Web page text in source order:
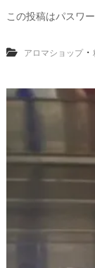
この投稿はパスワ
アロマショップ・